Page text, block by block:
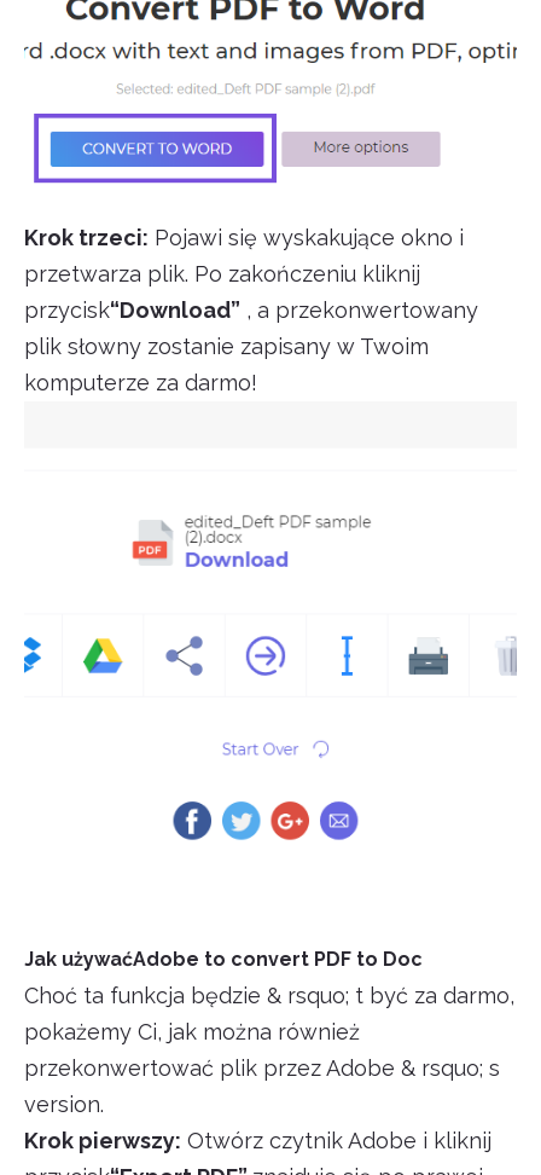
Krok trzeci: Pojawi się wyskakujące okno i
przetwarza plik. Po zakończeniu kliknij
przycisk“Download” , a przekonwertowany
plik słowny zostanie zapisany w Twoim
komputerze za darmo!
Jak używaćAdobe to convert PDF to Doc
Choć ta funkcja będzie & rsquo; t być za darmo,
pokażemy Ci, jak można również
przekonwertować plik przez Adobe & rsquo; s
version.
Krok pierwszy: Otwórz czytnik Adobe i kliknij